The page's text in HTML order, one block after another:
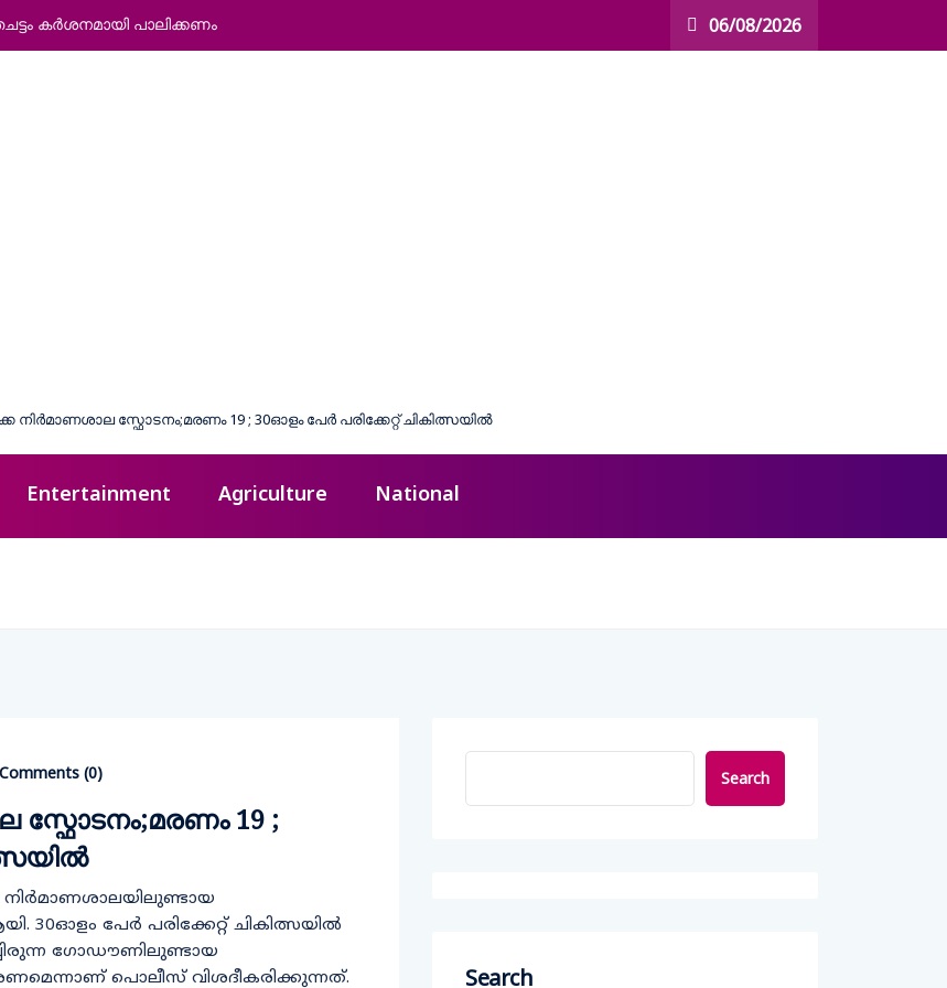
കര്‍ശനമായി പാലിക്കണം 06/08/2026
Entertainment Agriculture National
Comments (0)
സ്ഫോടനം;മരണം 19 ;
നി​ർ​മാ​ണ​ശാ​ല​യി​ലു​ണ്ടാ​യ
30ഓളം പേർ പരിക്കേറ്റ്​ ചികിത്സയിൽ
ഗോഡൗണിലുണ്ടായ
പൊലീസ് വിശദീകരിക്കുന്നത്.
Search
Search